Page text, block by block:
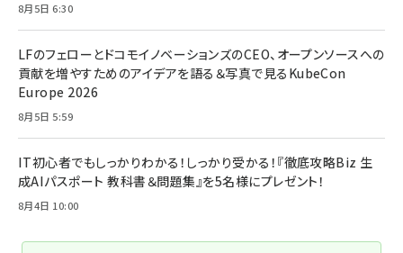
8月5日 6:30
LFのフェローとドコモイノベーションズのCEO、オープンソースへの
貢献を増やすためのアイデアを語る＆写真で見るKubeCon
Europe 2026
8月5日 5:59
IT初心者でもしっかりわかる！しっかり受かる！『徹底攻略Biz 生
成AIパスポート 教科書＆問題集』を5名様にプレゼント！
8月4日 10:00